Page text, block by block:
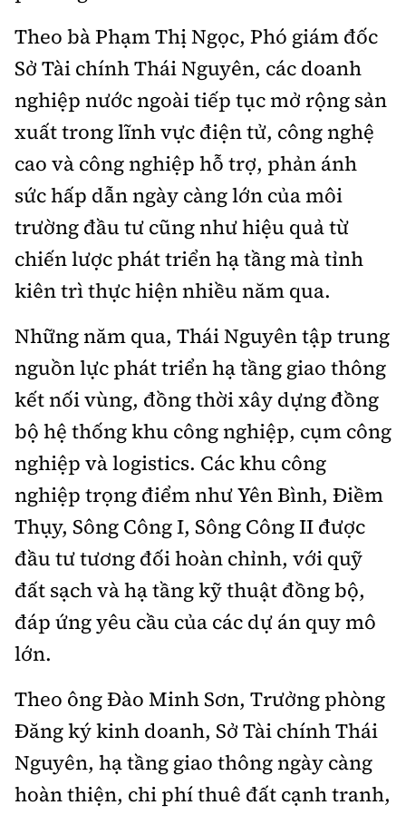
Theo bà Phạm Thị Ngọc, Phó giám đốc
Sở Tài chính Thái Nguyên, các doanh
nghiệp nước ngoài tiếp tục mở rộng sản
xuất trong lĩnh vực điện tử, công nghệ
cao và công nghiệp hỗ trợ, phản ánh
sức hấp dẫn ngày càng lớn của môi
trường đầu tư cũng như hiệu quả từ
chiến lược phát triển hạ tầng mà tỉnh
kiên trì thực hiện nhiều năm qua.
Những năm qua, Thái Nguyên tập trung
nguồn lực phát triển hạ tầng giao thông
kết nối vùng, đồng thời xây dựng đồng
bộ hệ thống khu công nghiệp, cụm công
nghiệp và logistics. Các khu công
nghiệp trọng điểm như Yên Bình, Điềm
Thụy, Sông Công I, Sông Công II được
đầu tư tương đối hoàn chỉnh, với quỹ
đất sạch và hạ tầng kỹ thuật đồng bộ,
đáp ứng yêu cầu của các dự án quy mô
lớn.
Theo ông Đào Minh Sơn, Trưởng phòng
Đăng ký kinh doanh, Sở Tài chính Thái
Nguyên, hạ tầng giao thông ngày càng
hoàn thiện, chi phí thuê đất cạnh tranh,